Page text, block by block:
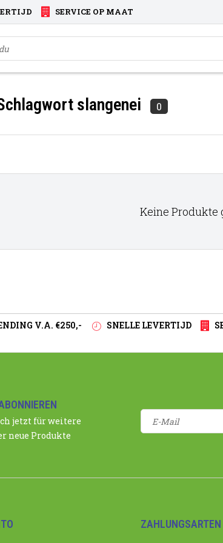
SERVICE OP MAAT
slangenei 0
Keine Produkte
V.A. €250,- SNELLE LEVERTIJD
jetzt für weitere
neue Produkte
ZAHLUNGSARTEN